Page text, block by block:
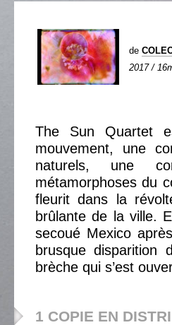
de
2017 /
The Sun Quartet
mouvement, une
naturels, une
métamorphoses du
fleurit dans la
brûlante de la ville.
secoué Mexico
brusque disparition
brèche qui s’est
1 COPIE EN